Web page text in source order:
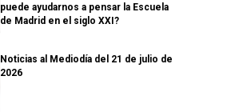
puede ayudarnos a pensar la Escuela
de Madrid en el siglo XXI?
Noticias al Mediodía del 21 de julio de
2026